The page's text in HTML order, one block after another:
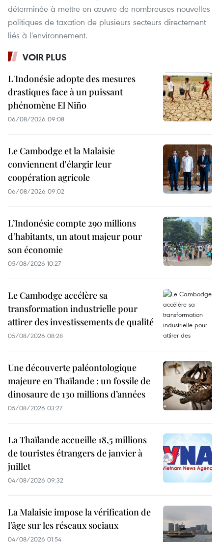
déterminée à mettre en œuvre de nombreuses nouvelles
politiques de taxation de plusieurs secteurs directement
liés à l'environnement.
VOIR PLUS
L'Indonésie adopte des mesures
drastiques face à un puissant
phénomène El Niño
06/08/2026 09:08
Le Cambodge et la Malaisie
conviennent d'élargir leur
coopération agricole
06/08/2026 09:02
L’Indonésie compte 290 millions
d’habitants, un atout majeur pour
son économie
05/08/2026 10:27
Le Cambodge accélère sa
transformation industrielle pour
attirer des investissements de qualité
05/08/2026 08:28
Une découverte paléontologique
majeure en Thaïlande : un fossile de
dinosaure de 130 millions d’années
05/08/2026 03:27
La Thaïlande accueille 18,5 millions
de touristes étrangers de janvier à
juillet
04/08/2026 09:32
La Malaisie impose la vérification de
l’âge sur les réseaux sociaux
04/08/2026 01:54